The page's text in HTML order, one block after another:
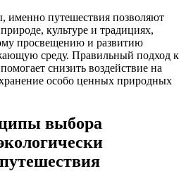
именно путешествия позволяют
культуре и традициях,
просвещению и развитию
среду. Правильный подход к
снизить воздействие на
особо ценных природных
выбора